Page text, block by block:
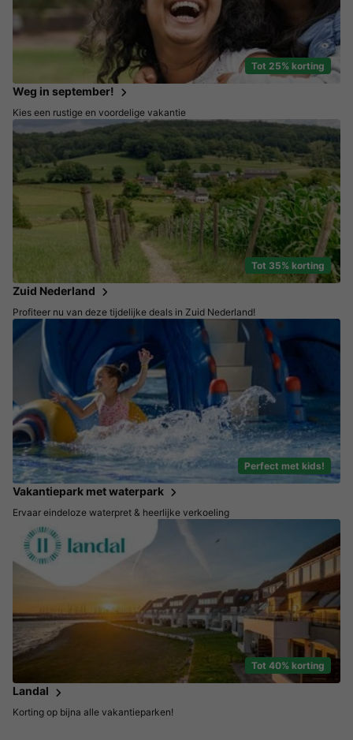
Tot 25% korting
Weg in september!
Kies een rustige en voordelige vakantie
Tot 35% korting
Zuid Nederland
Profiteer nu van deze tijdelijke deals in Zuid Nederland!
Perfect met kids!
Vakantiepark met waterpark
Ervaar eindeloze waterpret & heerlijke verkoeling
Tot 40% korting
Landal
Korting op bijna alle vakantieparken!